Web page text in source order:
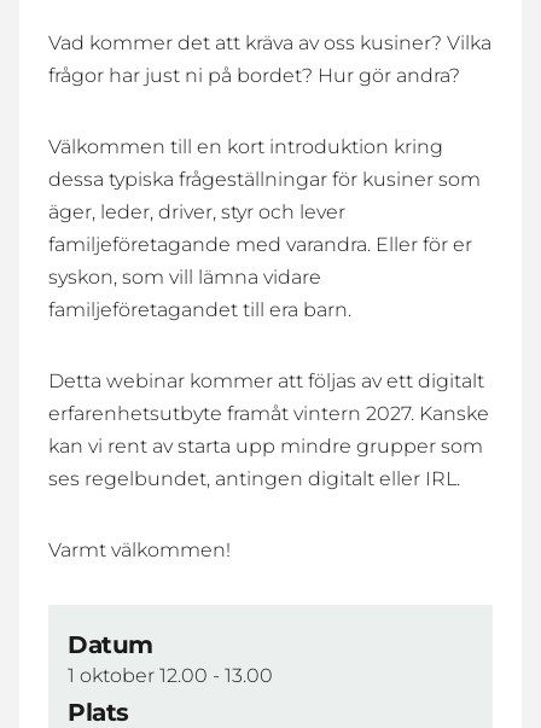
Vad kommer det att kräva av oss kusiner? Vilka
frågor har just ni på bordet? Hur gör andra?
Välkommen till en kort introduktion kring
dessa typiska frågeställningar för kusiner som
äger, leder, driver, styr och lever
familjeföretagande med varandra. Eller för er
syskon, som vill lämna vidare
familjeföretagandet till era barn.
Detta webinar kommer att följas av ett digitalt
erfarenhetsutbyte framåt vintern 2027. Kanske
kan vi rent av starta upp mindre grupper som
ses regelbundet, antingen digitalt eller IRL.
Varmt välkommen!
Datum
1 oktober 12.00 - 13.00
Plats